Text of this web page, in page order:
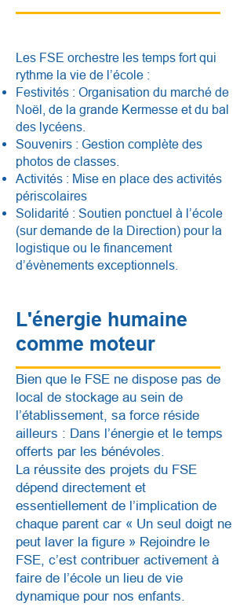
Les FSE orchestre les temps fort qui
rythme la vie de l’école :
Festivités : Organisation du marché de
Noël, de la grande Kermesse et du bal
des lycéens.
Souvenirs : Gestion complète des
photos de classes.
Activités : Mise en place des activités
périscolaires
Solidarité : Soutien ponctuel à l’école
(sur demande de la Direction) pour la
logistique ou le financement
d’évènements exceptionnels.
L'énergie humaine
comme moteur
Bien que le FSE ne dispose pas de
local de stockage au sein de
l’établissement, sa force réside
ailleurs : Dans l’énergie et le temps
offerts par les bénévoles.
La réussite des projets du FSE
dépend directement et
essentiellement de l’implication de
chaque parent car « Un seul doigt ne
peut laver la figure » Rejoindre le
FSE, c’est contribuer activement à
faire de l’école un lieu de vie
dynamique pour nos enfants.